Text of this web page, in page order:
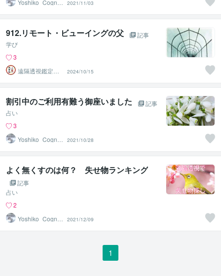
Yoshiko_Cogniz
2021/11/03
912.リモート・ビューイングの父
記事
学び
3
遠隔透視鑑定
師・すずか✡
2024/10/15
割引中のご利用有難う御座いました
記事
占い
3
Yoshiko_Cogniz
2021/10/28
よく無くすのは何？ 失せ物ランキング
記事
占い
2
Yoshiko_Cogniz
2021/12/09
1